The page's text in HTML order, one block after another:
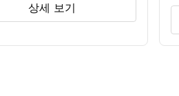
상세 보기